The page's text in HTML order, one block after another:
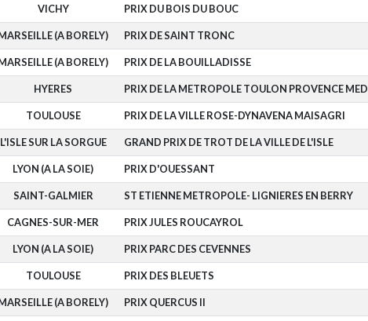
VICHY PRIX DU BOIS DU BOUC
(A BORELY) PRIX DE SAINT TRONC
(A BORELY) PRIX DE LA BOUILLADISSE
HYERES PRIX DE LA METROPOLE TOULON PROVENCE MED
TOULOUSE PRIX DE LA VILLE ROSE-DYNAVENA MAISAGRI
L'ISLE SUR LA SORGUE GRAND PRIX DE TROT DE LA VILLE DE L'ISLE
LYON (A LA SOIE) PRIX D'OUESSANT
SAINT-GALMIER ST ETIENNE METROPOLE- LIGNIERES EN BERRY
CAGNES-SUR-MER PRIX JULES ROUCAYROL
LYON (A LA SOIE) PRIX PARC DES CEVENNES
TOULOUSE PRIX DES BLEUETS
(A BORELY) PRIX QUERCUS II